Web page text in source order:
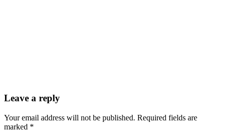
Leave a reply
Your email address will not be published. Required fields are
marked *